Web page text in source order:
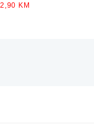
MARVO GP-
KM